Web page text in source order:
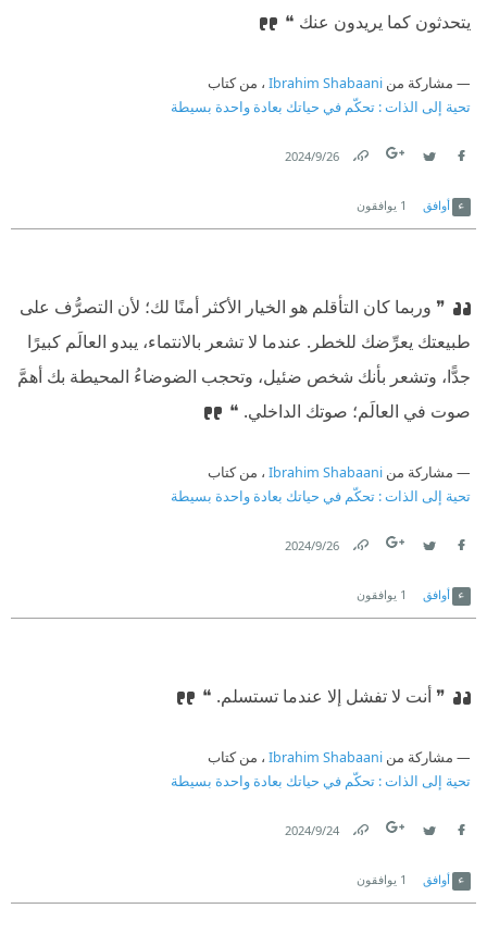
يتحدثون كما يريدون عنك ❝
مشاركة من Ibrahim Shabaani ، من كتاب
تحية إلى الذات : تحكّم في حياتك بعادة واحدة بسيطة
26‏/9‏/2024
أوافق 1 يوافقون
❞ وربما كان التأقلم هو الخيار الأكثر أمنًا لك؛ لأن التصرُّف على
طبيعتك يعرِّضك للخطر. عندما لا تشعر بالانتماء، يبدو العالَم كبيرًا
جدًّا، وتشعر بأنك شخص ضئيل، وتحجب الضوضاءُ المحيطة بك أهمَّ
صوت في العالَم؛ صوتك الداخلي. ❝
مشاركة من Ibrahim Shabaani ، من كتاب
تحية إلى الذات : تحكّم في حياتك بعادة واحدة بسيطة
26‏/9‏/2024
أوافق 1 يوافقون
❞ أنت لا تفشل إلا عندما تستسلم. ❝
مشاركة من Ibrahim Shabaani ، من كتاب
تحية إلى الذات : تحكّم في حياتك بعادة واحدة بسيطة
24‏/9‏/2024
أوافق 1 يوافقون